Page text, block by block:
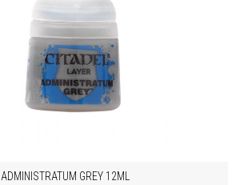
ADMINISTRATUM GREY 12ML